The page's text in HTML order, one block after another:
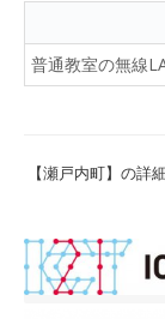
普通教室の無線
【瀬戸内町】の詳